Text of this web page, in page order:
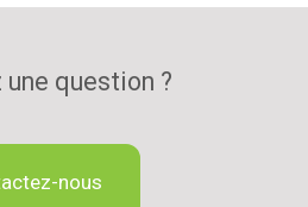
une question ?
nous